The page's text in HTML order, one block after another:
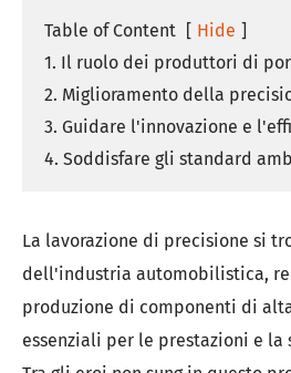
Table of Content [ Hide ]
1. Il ruolo dei produttori di
2. Miglioramento della
3. Guidare l'innovazione e
4. Soddisfare gli standard
La lavorazione di precisione si
dell'industria automobilistica,
produzione di componenti di
essenziali per le prestazioni e la